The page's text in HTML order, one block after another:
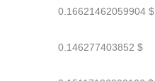
0.16621462059904 $
0.146277403852 $